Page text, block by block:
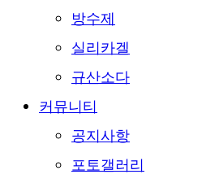
방수제
실리카겔
규산소다
커뮤니티
공지사항
포토갤러리